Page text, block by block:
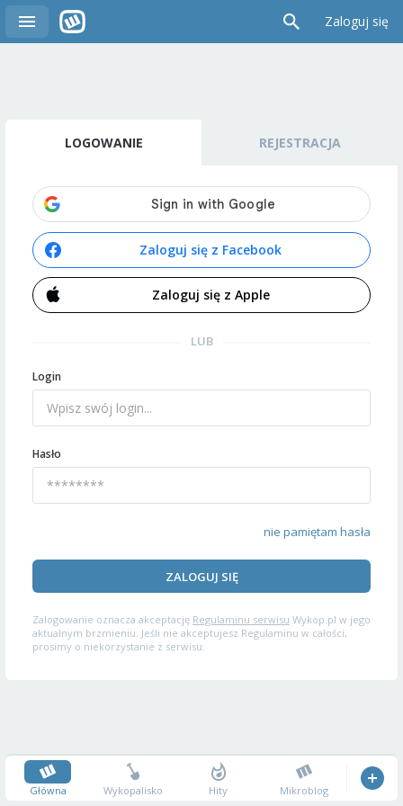
Zaloguj się
LOGOWANIE REJESTRACJA
Zaloguj się z Facebook
Zaloguj się z Apple
LUB
Login
Hasło
nie pamiętam hasła
ZALOGUJ SIĘ
Zalogowanie oznacza akceptację Regulaminu serwisu Wykop.pl w jego
aktualnym brzmieniu. Jeśli nie akceptujesz Regulaminu w całości,
prosimy o niekorzystanie z serwisu.
Główna Wykopalisko Hity Mikroblog